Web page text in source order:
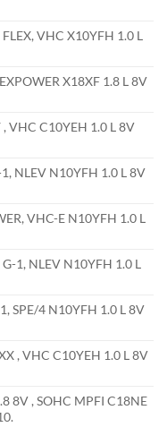
VHC X10YFH 1.0 L
X18XF 1.8 L 8V
VHC C10YEH 1.0 L 8V
NLEV N10YFH 1.0 L 8V
VHC-E N10YFH 1.0 L
1, NLEV N10YFH 1.0 L
SPE/4 N10YFH 1.0 L 8V
, VHC C10YEH 1.0 L 8V
8V , SOHC MPFI C18NE